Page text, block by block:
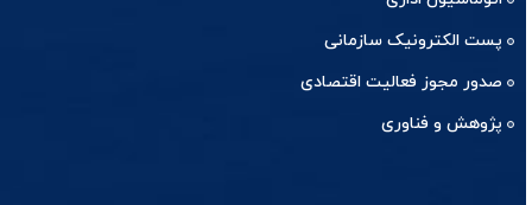
پست الکترونیک سازمانی
صدور مجوز فعالیت اقتصادی
پژوهش و فناوری